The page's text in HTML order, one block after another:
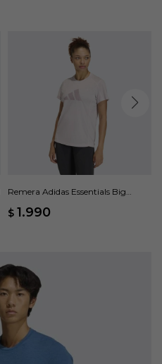
Remera Adidas Essentials Big
$ 1.990